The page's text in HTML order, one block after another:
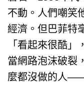
不動。人們嘲笑
經濟。但巴菲特
「看起來很酷
當網路泡沫破裂
麼都沒做的人